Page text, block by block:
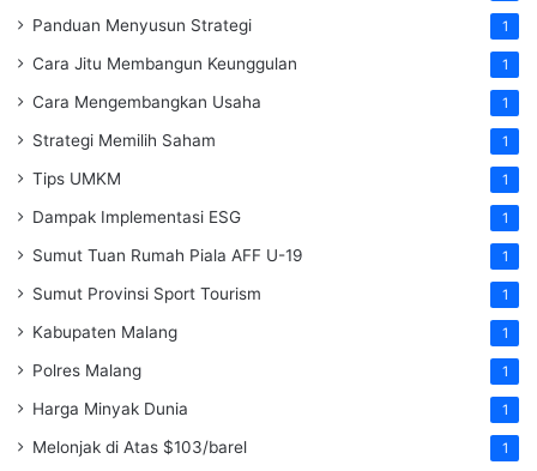
Panduan Menyusun Strategi 1
Cara Jitu Membangun Keunggulan 1
Cara Mengembangkan Usaha 1
Strategi Memilih Saham 1
Tips UMKM 1
Dampak Implementasi ESG 1
Sumut Tuan Rumah Piala AFF U-19 1
Sumut Provinsi Sport Tourism 1
Kabupaten Malang 1
Polres Malang 1
Harga Minyak Dunia 1
Melonjak di Atas $103/barel 1